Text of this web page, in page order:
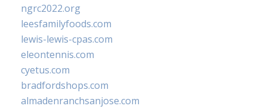
ngrc2022.org
leesfamilyfoods.com
lewis-lewis-cpas.com
eleontennis.com
cyetus.com
bradfordshops.com
almadenranchsanjose.com